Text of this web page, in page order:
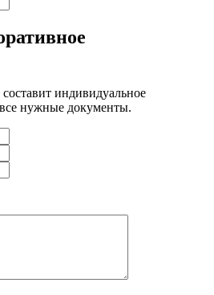
индивидуальное
нужные документы.